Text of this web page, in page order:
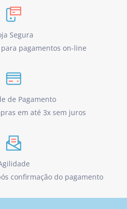
Segura
pagamentos on-line
de Pagamento
em até 3x sem juros
confirmação do pagamento